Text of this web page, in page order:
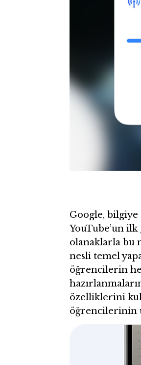
Google,
YouTube’un
olanaklarla bu
nesli temel
öğrencilerin
özelliklerini
öğrencilerinin